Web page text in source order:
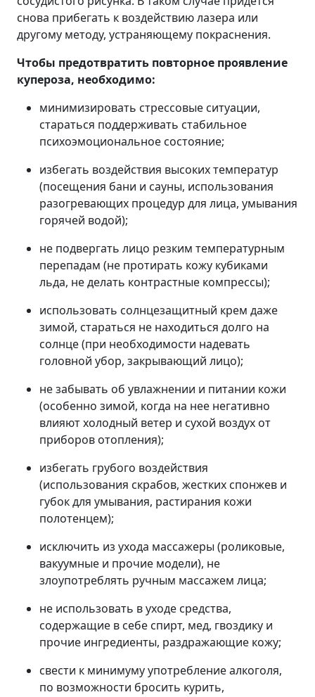
снова прибегать к воздействию лазера или
другому методу, устраняющему покраснения.
Чтобы предотвратить повторное проявление
купероза, необходимо:
минимизировать стрессовые ситуации,
стараться поддерживать стабильное
психоэмоциональное состояние;
избегать воздействия высоких температур
(посещения бани и сауны, использования
разогревающих процедур для лица, умывания
горячей водой);
не подвергать лицо резким температурным
перепадам (не протирать кожу кубиками
льда, не делать контрастные компрессы);
использовать солнцезащитный крем даже
зимой, стараться не находиться долго на
солнце (при необходимости надевать
головной убор, закрывающий лицо);
не забывать об увлажнении и питании кожи
(особенно зимой, когда на нее негативно
влияют холодный ветер и сухой воздух от
приборов отопления);
избегать грубого воздействия
(использования скрабов, жестких спонжев и
губок для умывания, растирания кожи
полотенцем);
исключить из ухода массажеры (роликовые,
вакуумные и прочие модели), не
злоупотреблять ручным массажем лица;
не использовать в уходе средства,
содержащие в себе спирт, мед, гвоздику и
прочие ингредиенты, раздражающие кожу;
свести к минимуму употребление алкоголя,
по возможности бросить курить,